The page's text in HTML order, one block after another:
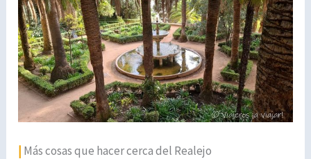
| Más cosas que hacer cerca del Realejo